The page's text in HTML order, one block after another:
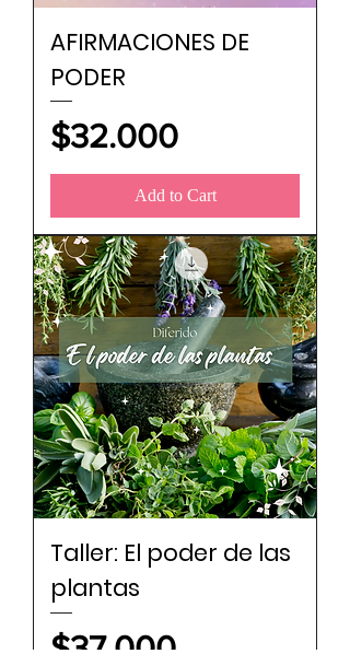
AFIRMACIONES DE
PODER
Price
$32.000
Add to Cart
Taller: El poder de las
plantas